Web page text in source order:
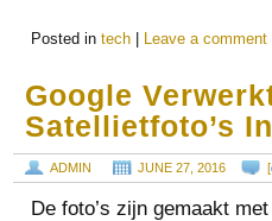
Posted in tech Leave a comment
Google
Satellietfoto’s
ADMIN JUNE 27, 2016 [
De foto’s zijn gemaakt